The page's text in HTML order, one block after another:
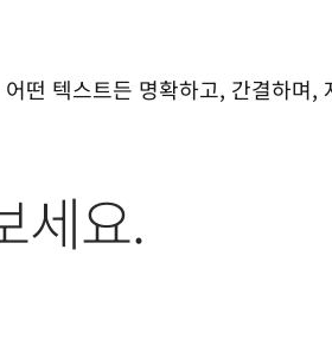
떤 텍스트든 명확하고, 간결하며,
세요.